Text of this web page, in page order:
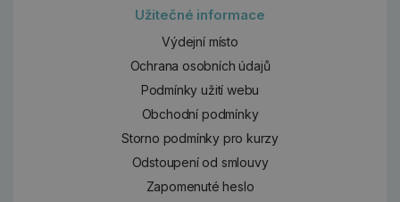
Užitečné informace
Výdejní místo
Ochrana osobních údajů
Podmínky užití webu
Obchodní podmínky
Storno podmínky pro kurzy
Odstoupení od smlouvy
Zapomenuté heslo